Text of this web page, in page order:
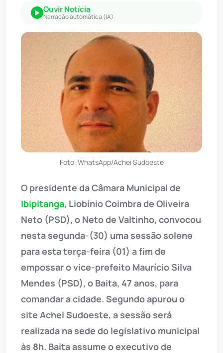
Ouvir Notícia
Narração automática (IA)
Foto: WhatsApp/Achei Sudoeste
O presidente da Câmara Municipal de
Ibipitanga, Liobínio Coimbra de Oliveira
Neto (PSD), o Neto de Valtinho, convocou
nesta segunda-(30) uma sessão solene
para esta terça-feira (01) a fim de
empossar o vice-prefeito Maurício Silva
Mendes (PSD), o Baita, 47 anos, para
comandar a cidade. Segundo apurou o
site Achei Sudoeste, a sessão será
realizada na sede do legislativo municipal
às 8h. Baita assume o executivo de